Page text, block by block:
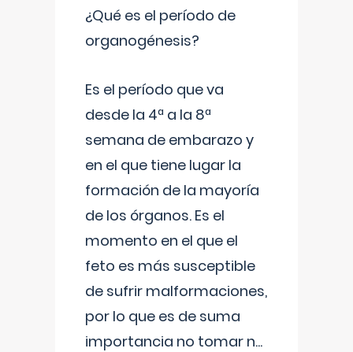
¿Qué es el período de
organogénesis?
Es el período que va
desde la 4ª a la 8ª
semana de embarazo y
en el que tiene lugar la
formación de la mayoría
de los órganos. Es el
momento en el que el
feto es más susceptible
de sufrir malformaciones,
por lo que es de suma
importancia no tomar n...